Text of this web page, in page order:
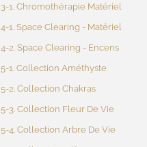
3-1. Chromothérapie Matériel
4-1. Space Clearing - Matériel
4-2. Space Clearing - Encens
5-1. Collection Améthyste
5-2. Collection Chakras
5-3. Collection Fleur De Vie
5-4. Collection Arbre De Vie